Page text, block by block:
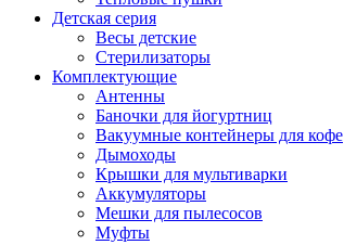
Детская серия
Весы детские
Стерилизаторы
Комплектующие
Антенны
Баночки для йогуртниц
Вакуумные контейнеры для кофе
Дымоходы
Крышки для мультиварки
Аккумуляторы
Мешки для пылесосов
Муфты